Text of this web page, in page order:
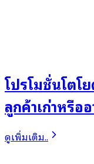
โปรโมชั่นโตโ
ลูกค้าเก่าหรือ
ดูเพิ่มเติม..